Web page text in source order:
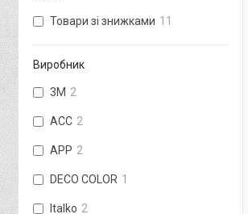
Товари зі знижками 11
Виробник
3М 2
ACC 2
APP 2
DECO COLOR 1
Italko 2